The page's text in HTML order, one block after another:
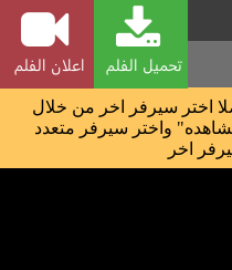
تحميل الفلم اعلان الفلم
اختر سيرفر اخر من خلال
واختر سيرفر متعدد
اخر